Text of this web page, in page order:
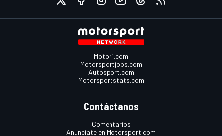
Motor1.com
Motorsportjobs.com
Autosport.com
Motorsportstats.com
Contáctanos
Comentarios
Anúnciate en Motorsport.com